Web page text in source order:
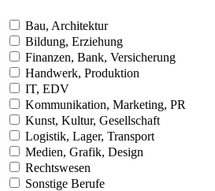
Bau, Architektur
Bildung, Erziehung
Finanzen, Bank, Versicherung
Handwerk, Produktion
IT, EDV
Kommunikation, Marketing, PR
Kunst, Kultur, Gesellschaft
Logistik, Lager, Transport
Medien, Grafik, Design
Rechtswesen
Sonstige Berufe